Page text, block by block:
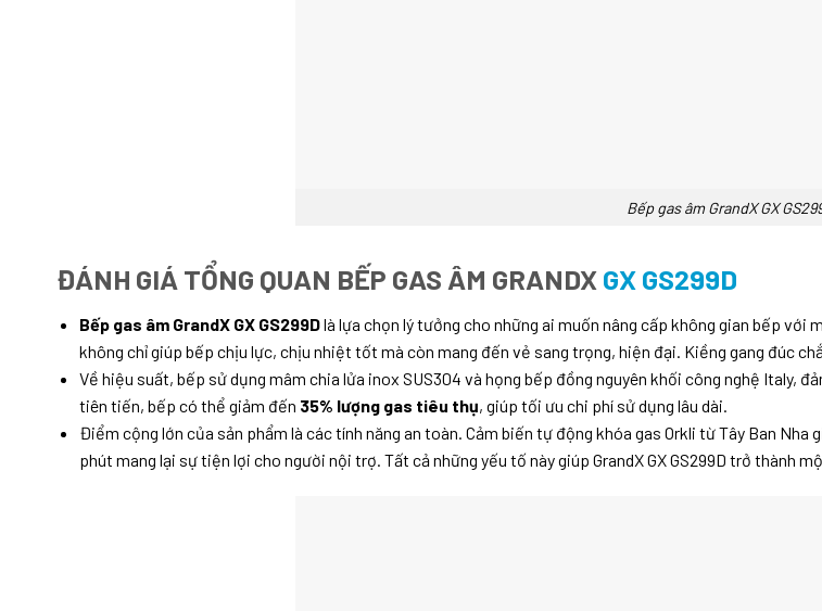
Bếp gas âm GrandX GX
ĐÁNH GIÁ TỔNG QUAN BẾP GAS ÂM GRANDXGX GS299D
Bếp gas âm GrandX GX GS299Dlà lựa chọn lý tưởng cho những ai muốn nâng cấp không gian bếp
không chỉ giúp bếp chịu lực, chịu nhiệt tốt mà còn mang đến vẻ sang trọng, hiện đại. Kiềng gang đúc
Về hiệu suất, bếp sử dụng mâm chia lửa inox SUS304 và họng bếp đồng nguyên khối công nghệ Italy,
tiên tiến, bếp có thể giảm đến 35% lượng gas tiêu thụ, giúp tối ưu chi phí sử dụng lâu dài.
Điểm cộng lớn của sản phẩm là các tính năng an toàn. Cảm biến tự động khóa gas Orkli từ Tây Ban
phút mang lại sự tiện lợi cho người nội trợ. Tất cả những yếu tố này giúp GrandX GX GS299D trở thành